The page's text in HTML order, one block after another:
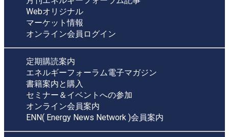
Webオリジナル
マーケット情報
オンライン会員ログイン
定期購読案内
エネルギーフォーラム電子マガジン
書籍案内と購入
セミナー＆イベントへの参加
オンライン会員案内
ENN( Energy News Network )会員案内